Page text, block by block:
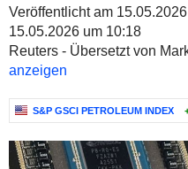
Veröffentlicht am
15.05.2026 um 10:18
Reuters - Übersetzt von
anzeigen
S&P GSCI PETROLEUM INDEX